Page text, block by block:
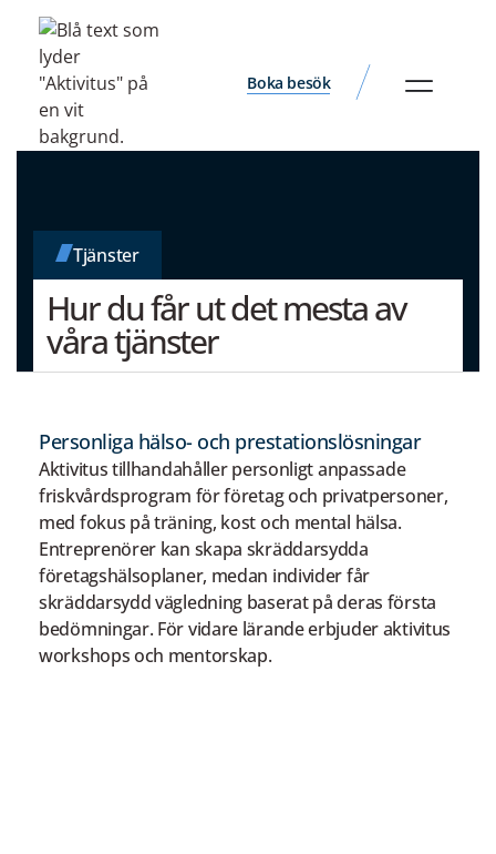
Boka besök
Tjänster
Hur du får ut det mesta av
våra tjänster
Personliga hälso- och prestationslösningar
Aktivitus tillhandahåller personligt anpassade
friskvårdsprogram för företag och privatpersoner,
med fokus på träning, kost och mental hälsa.
Entreprenörer kan skapa skräddarsydda
företagshälsoplaner, medan individer får
skräddarsydd vägledning baserat på deras första
bedömningar. För vidare lärande erbjuder aktivitus
workshops och mentorskap.